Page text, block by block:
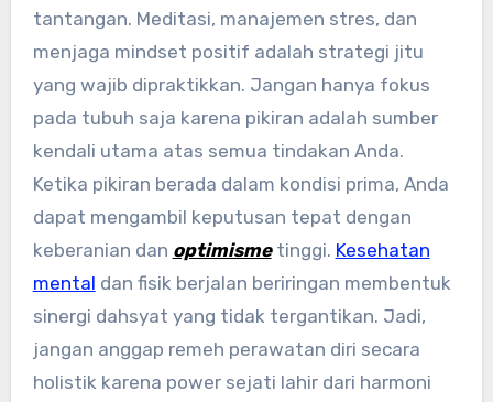
tantangan. Meditasi, manajemen stres, dan
menjaga mindset positif adalah strategi jitu
yang wajib dipraktikkan. Jangan hanya fokus
pada tubuh saja karena pikiran adalah sumber
kendali utama atas semua tindakan Anda.
Ketika pikiran berada dalam kondisi prima, Anda
dapat mengambil keputusan tepat dengan
keberanian dan optimisme tinggi. Kesehatan
mental dan fisik berjalan beriringan membentuk
sinergi dahsyat yang tidak tergantikan. Jadi,
jangan anggap remeh perawatan diri secara
holistik karena power sejati lahir dari harmoni